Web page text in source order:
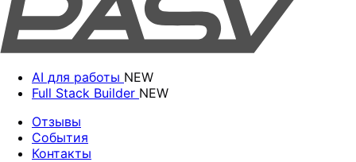
AI для работы NEW
Full Stack Builder NEW
Отзывы
События
Контакты